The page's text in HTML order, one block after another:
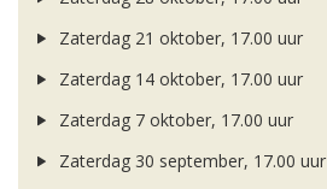
Zaterdag 21 oktober, 17.00 uur
Zaterdag 14 oktober, 17.00 uur
Zaterdag 7 oktober, 17.00 uur
Zaterdag 30 september, 17.00 uur